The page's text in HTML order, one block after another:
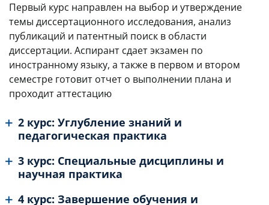
Первый курс направлен на выбор и утверждение
темы диссертационного исследования, анализ
публикаций и патентный поиск в области
диссертации. Аспирант сдает экзамен по
иностранному языку, а также в первом и втором
семестре готовит отчет о выполнении плана и
проходит аттестацию
2 курс: Углубление знаний и
педагогическая практика
3 курс: Специальные дисциплины и
научная практика
4 курс: Завершение обучения и